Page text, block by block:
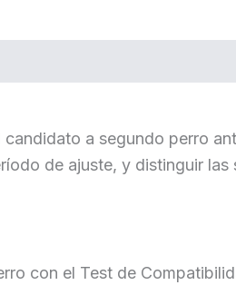
a segundo perro
de ajuste, y distinguir
con el Test de